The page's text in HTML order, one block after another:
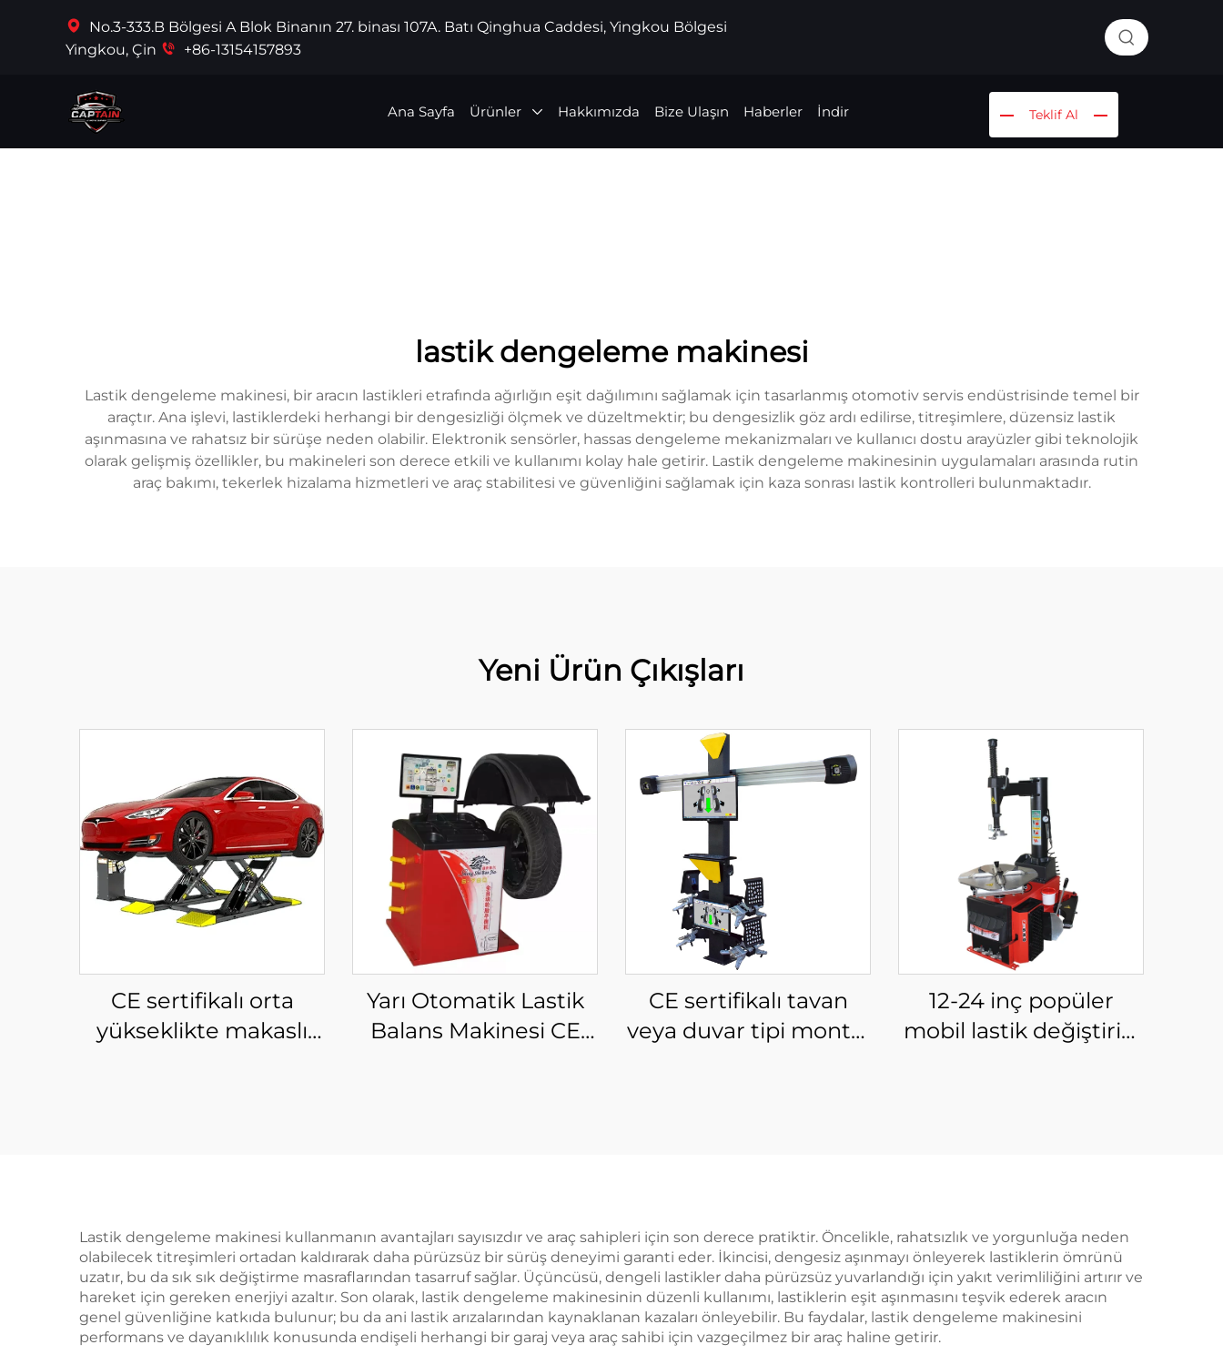
No.3-333.B Bölgesi A Blok Binanın 27. binası 107A. Batı Qinghua Caddesi, Yingkou Bölgesi
Yingkou, Çin
+86-13154157893
Ana Sayfa Ürünler Hakkımızda Bize Ulaşın Haberler İndir Teklif Al
lastik dengeleme makinesi
Lastik dengeleme makinesi, bir aracın lastikleri etrafında ağırlığın eşit dağılımını sağlamak için tasarlanmış otomotiv servis endüstrisinde temel bir
araçtır. Ana işlevi, lastiklerdeki herhangi bir dengesizliği ölçmek ve düzeltmektir; bu dengesizlik göz ardı edilirse, titreşimlere, düzensiz lastik
aşınmasına ve rahatsız bir sürüşe neden olabilir. Elektronik sensörler, hassas dengeleme mekanizmaları ve kullanıcı dostu arayüzler gibi teknolojik
olarak gelişmiş özellikler, bu makineleri son derece etkili ve kullanımı kolay hale getirir. Lastik dengeleme makinesinin uygulamaları arasında rutin
araç bakımı, tekerlek hizalama hizmetleri ve araç stabilitesi ve güvenliğini sağlamak için kaza sonrası lastik kontrolleri bulunmaktadır.
Yeni Ürün Çıkışları
CE sertifikalı orta
yükseklikte makaslı
Yarı Otomatik Lastik
Balans Makinesi CE
CE sertifikalı tavan
veya duvar tipi montaj
12-24 inç popüler
mobil lastik değiştirici
Lastik dengeleme makinesi kullanmanın avantajları sayısızdır ve araç sahipleri için son derece pratiktir. Öncelikle, rahatsızlık ve yorgunluğa neden
olabilecek titreşimleri ortadan kaldırarak daha pürüzsüz bir sürüş deneyimi garanti eder. İkincisi, dengesiz aşınmayı önleyerek lastiklerin ömrünü
uzatır, bu da sık sık değiştirme masraflarından tasarruf sağlar. Üçüncüsü, dengeli lastikler daha pürüzsüz yuvarlandığı için yakıt verimliliğini artırır ve
hareket için gereken enerjiyi azaltır. Son olarak, lastik dengeleme makinesinin düzenli kullanımı, lastiklerin eşit aşınmasını teşvik ederek aracın
genel güvenliğine katkıda bulunur; bu da ani lastik arızalarından kaynaklanan kazaları önleyebilir. Bu faydalar, lastik dengeleme makinesini
performans ve dayanıklılık konusunda endişeli herhangi bir garaj veya araç sahibi için vazgeçilmez bir araç haline getirir.